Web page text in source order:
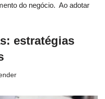
do negócio. Ao adotar
estratégias